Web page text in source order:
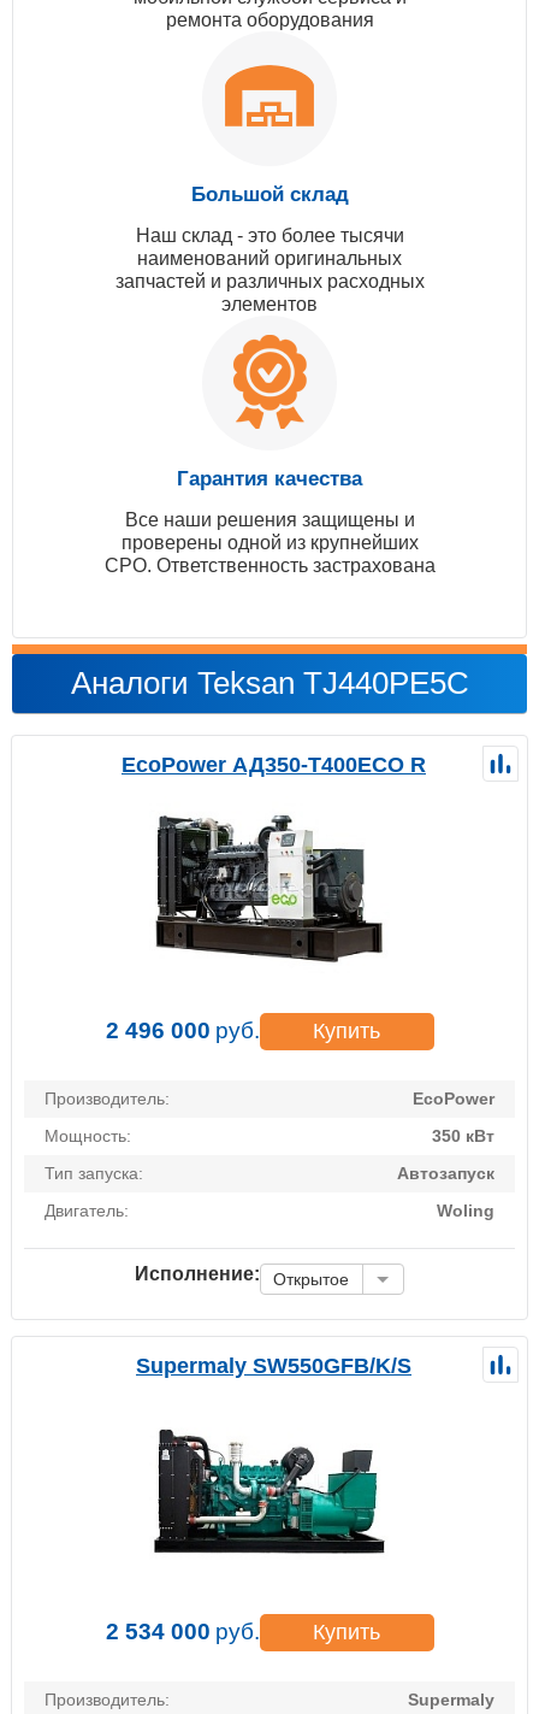
ремонта оборудования
Большой склад
Наш склад - это более тысячи
наименований оригинальных
запчастей и различных расходных
элементов
Гарантия качества
Все наши решения защищены и
проверены одной из крупнейших
СРО. Ответственность застрахована
Аналоги Teksan TJ440PE5C
EcoPower АД350-T400ECO R
2 496 000 руб. Купить
Производитель:
EcoPower
Мощность:
350 кВт
Тип запуска:
Автозапуск
Двигатель:
Woling
Исполнение: Открытое
Supermaly SW550GFB/K/S
2 534 000 руб. Купить
Производитель:
Supermaly